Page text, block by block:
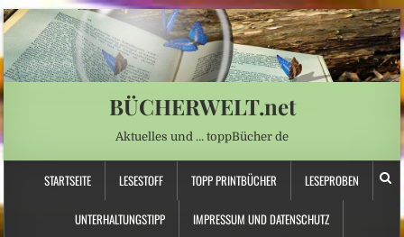
BÜCHERWELT.net
Aktuelles und … toppBücher de
STARTSEITE LESESTOFF TOPP PRINTBÜCHER LESEPROBEN
UNTERHALTUNGSTIPP IMPRESSUM UND DATENSCHUTZ